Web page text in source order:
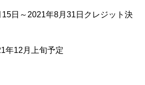
15日～2021年8月31日クレジット決
年12月上旬予定